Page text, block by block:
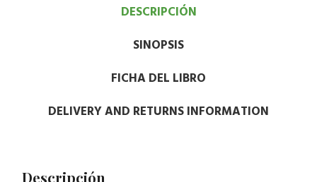
DESCRIPCIÓN
SINOPSIS
FICHA DEL LIBRO
DELIVERY AND RETURNS INFORMATION
Descripción